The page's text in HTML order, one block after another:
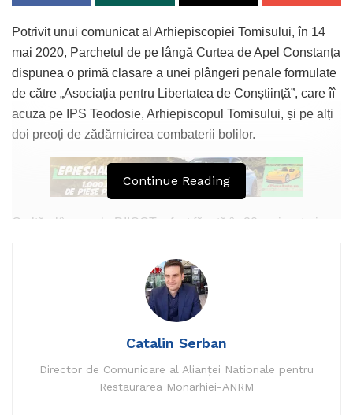
Potrivit unui comunicat al Arhiepiscopiei Tomisului, în 14
mai 2020, Parchetul de pe lângă Curtea de Apel Constanța
dispunea o primă clasare a unei plângeri penale formulate
de către „Asociația pentru Libertatea de Conștiință”, care îî
acuza pe IPS Teodosie, Arhiepiscopul Tomisului, și pe alți
doi preoți de zădărnicirea combaterii bolilor.
O altă plângere la DIICOT a fost făcută în 20 mai cu trei
arhiepiscopie: zădărnicirea combaterii bolilor, instigare
publică și comunicare de informații false. De aceleași
infracțiuni au fost acuzați prelații și în 21 mai, când alți trei
cetățeni au depus o plângere penală la Parchetul de pe
lângă Curtea de Apel Constanța.
„În concret, plângerile penale acuzau faptul că ritualul de
Continue Reading
Catalin Serban
Director de Comunicare al Alianței Nationale pentru
Restaurarea Monarhiei-ANRM